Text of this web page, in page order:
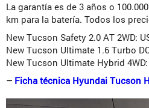
La garantía es de 3 años o
km para la batería. Todos los
New Tucson Safety 2.0 AT 2WD:
New Tucson Ultimate 1.6 Turbo
New Tucson Ultimate Hybrid 4WD:
– Ficha técnica Hyundai Tucson